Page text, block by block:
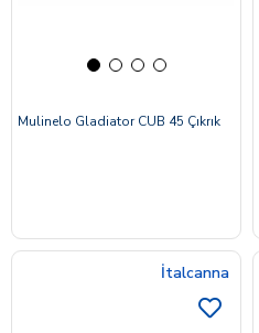
Mulinelo Gladiator CUB 45 Çıkrık
İtalcanna